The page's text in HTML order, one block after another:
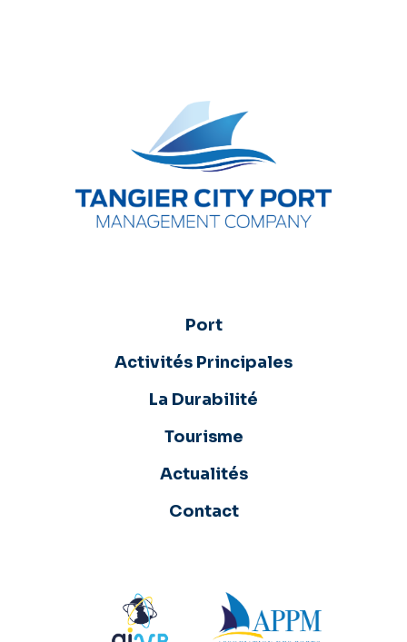
Port
Activités Principales
La Durabilité
Tourisme
Actualités
Contact